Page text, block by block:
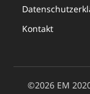
Kontakt
©2026 EM